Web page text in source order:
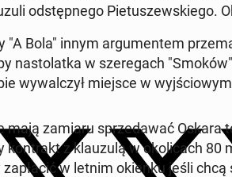
od­stęp­ne­go Pie­tu­szew­skie­go.
"A Bola" innym ar­gu­men­tem
na­sto­lat­ka w sze­re­gach
wy­wal­czył miejsce w wyj­ścio­wym
mają zamiaru sprze­da­wać
kon­trakt z klau­zu­lą w oko­li­cach 80
za­pła­cić w letnim okienku jeśli